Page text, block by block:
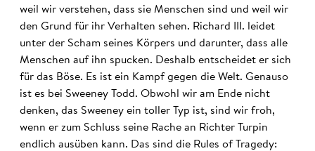
weil wir verstehen, dass sie Menschen sind und weil wir
den Grund für ihr Verhalten sehen. Richard III. leidet
unter der Scham seines Körpers und darunter, dass alle
Menschen auf ihn spucken. Deshalb entscheidet er sich
für das Böse. Es ist ein Kampf gegen die Welt. Genauso
ist es bei Sweeney Todd. Obwohl wir am Ende nicht
denken, das Sweeney ein toller Typ ist, sind wir froh,
wenn er zum Schluss seine Rache an Richter Turpin
endlich ausüben kann. Das sind die Rules of Tragedy: